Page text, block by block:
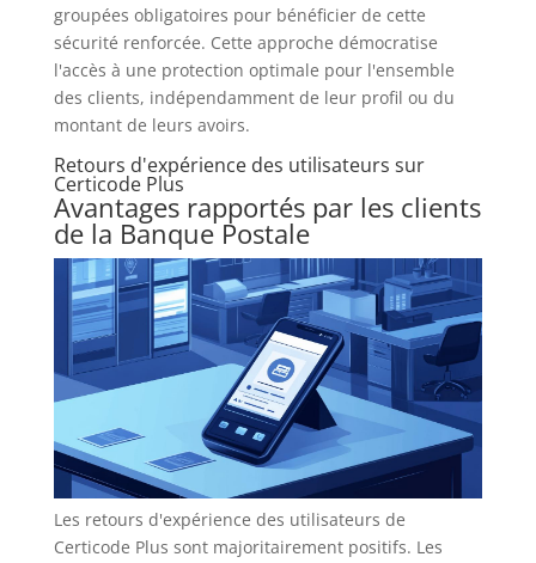
groupées obligatoires pour bénéficier de cette
sécurité renforcée. Cette approche démocratise
l'accès à une protection optimale pour l'ensemble
des clients, indépendamment de leur profil ou du
montant de leurs avoirs.
Retours d'expérience des utilisateurs sur
Certicode Plus
Avantages rapportés par les clients
de la Banque Postale
Les retours d'expérience des utilisateurs de
Certicode Plus sont majoritairement positifs. Les